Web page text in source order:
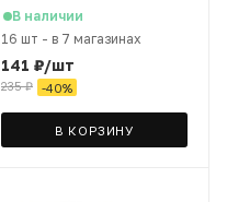
12 мл
В наличии
16 шт - в 7 магазинах
141 ₽/шт
235₽ -40%
В КОРЗИНУ